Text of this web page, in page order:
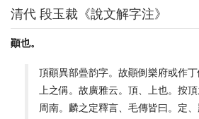
清代 段玉裁《說文解字注》
顚也。
頂顚異部曡韵字。故顚倒樂府或作
上之偁。故廣雅云。頂、上也。按
周南。麟之定釋言、毛傳皆曰。定